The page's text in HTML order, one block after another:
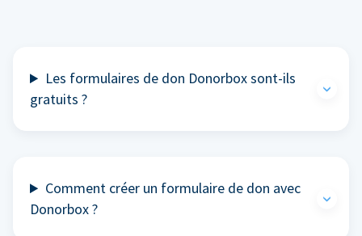
Les formulaires de don Donorbox sont-ils
gratuits ?
Comment créer un formulaire de don avec
Donorbox ?